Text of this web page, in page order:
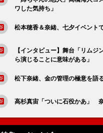
ワした気持ち」
松本穂香＆奈緒、七夕イベント
【インタビュー】舞台「リム
ら演じることに意味がある」
松下奈緒、金の管理の極意を語
高杉真宙「ついに石役かあ」